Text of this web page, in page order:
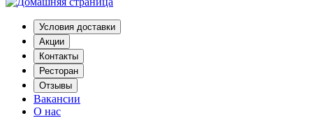
Условия доставки
Акции
Контакты
Ресторан
Отзывы
Вакансии
О нас